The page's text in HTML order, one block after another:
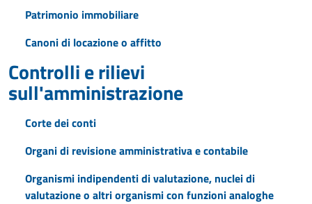
Patrimonio immobiliare
Canoni di locazione o affitto
Controlli e rilievi
sull'amministrazione
Corte dei conti
Organi di revisione amministrativa e contabile
Organismi indipendenti di valutazione, nuclei di
valutazione o altri organismi con funzioni analoghe